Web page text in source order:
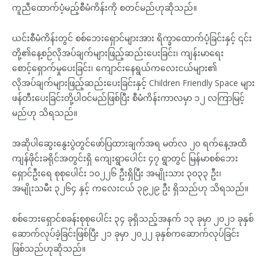
ကူညီထောက်ပံ့မည့်စီမံကိန်းကို စတင်မည်ဟုဆိုသည်။
ယင်းစီမံကိန်းတွင် စစ်ဘေးရှောင်များအား ရိက္ခာထောက်ပံ့ခြင်းနှင့် ၎င်း
တို့၏နေ့စဉ်လိုအပ်ချက်များဖြည့်ဆည်းပေးခြင်း၊ ကျန်းမာရေး
စောင့်ရှောက်မှုပေးခြင်း၊ ကျောင်းနေရွယ်ကလေးငယ်များ၏
လိုအပ်ချက်များဖြည့်ဆည်းပေးခြင်းနှင့် Children Friendly Space များ
ဖန်တီးပေးခြင်းတို့ပါဝင်မည်ဖြစ်ပြီး စီမံကိန်းကာလမှာ ၁၂ လကြာမြင့်
မည်ဟု သိရသည်။
အဆိုပါဆွေးနွေးပွဲတွင်ဖော်ပြထားချက်အရ မတ်လ ၂၀ ရက်နေ့အထိ
ကျန်ဖိုင်းခရိုင်အတွင်းရှိ ကျေးရွာပေါင်း ၄၇ ရွာတွင် မြန်မာစစ်ဘေး
ရှောင်ဦးရေ စုစုပေါင်း ၁၀၂၂၆ ဦးရှိပြီး အမျိုးသား ၃၀၃၃ ဦး၊
အမျိုးသမီး ၃၂၆၄ နှင့် ကလေးငယ် ၃၉၂၉ ဦး ရှိသည်ဟု သိရသည်။
စစ်ဘေးရှောင်စခန်းစုစုပေါင်း ၃၄ ခုရှိသည့်အနက် ၁၃ ခုမှာ ၂၀၂၁ ခုနှစ်
ဆောက်လုပ်ခဲ့ခြင်းဖြစ်ပြီး ၂၁ ခုမှာ ၂၀၂၂ ခုနှစ်ကဆောက်လုပ်ခြင်း
ဖြစ်သည်ဟုဆိုသည်။